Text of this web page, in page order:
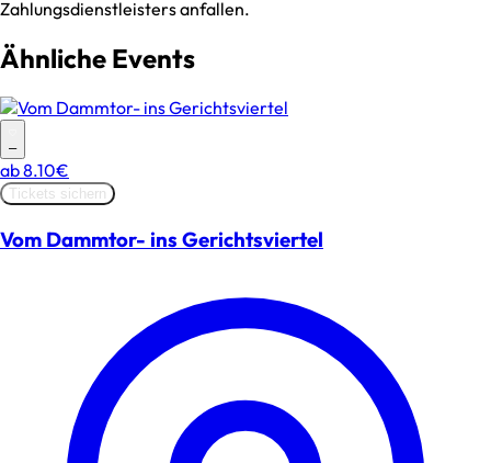
Zahlungsdienstleisters anfallen.
Ähnliche Events
–
ab8.10€
Tickets sichern
Vom Dammtor- ins Gerichtsviertel